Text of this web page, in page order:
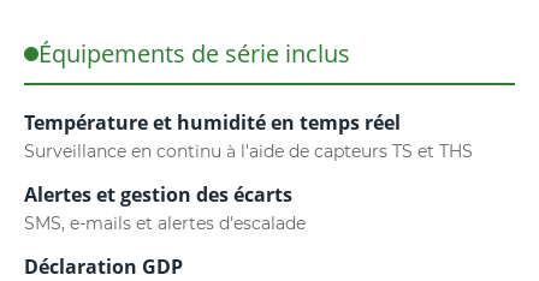
Équipements de série inclus
Température et humidité en temps réel
Surveillance en continu à l'aide de capteurs TS et THS
Alertes et gestion des écarts
SMS, e-mails et alertes d'escalade
Déclaration GDP